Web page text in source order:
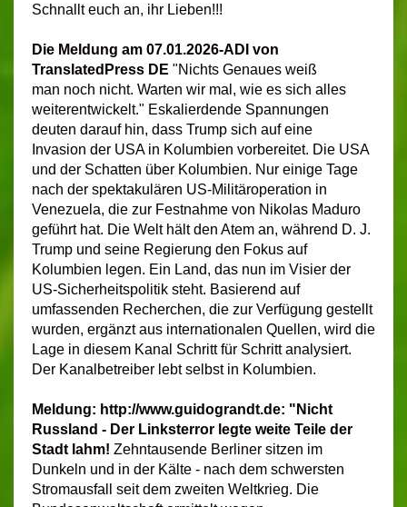
Schnallt euch an, ihr Lieben!!!
Die Meldung am 07.01.2026-ADI von
TranslatedPress DE "Nichts Genaues weiß
man noch nicht. Warten wir mal, wie es sich alles
weiterentwickelt." Eskalierdende Spannungen
deuten darauf hin, dass Trump sich auf eine
Invasion der USA in Kolumbien vorbereitet. Die USA
und der Schatten über Kolumbien. Nur einige Tage
nach der spektakulären US-Militäroperation in
Venezuela, die zur Festnahme von Nikolas Maduro
geführt hat. Die Welt hält den Atem an, während D. J.
Trump und seine Regierung den Fokus auf
Kolumbien legen. Ein Land, das nun im Visier der
US-Sicherheitspolitik steht. Basierend auf
umfassenden Recherchen, die zur Verfügung gestellt
wurden, ergänzt aus internationalen Quellen, wird die
Lage in diesem Kanal Schritt für Schritt analysiert.
Der Kanalbetreiber lebt selbst in Kolumbien.
Meldung: http://www.guidograndt.de: "Nicht
Russland - Der Linksterror legte weite Teile der
Stadt lahm! Zehntausende Berliner sitzen im
Dunkeln und in der Kälte - nach dem schwersten
Stromausfall seit dem zweiten Weltkrieg. Die